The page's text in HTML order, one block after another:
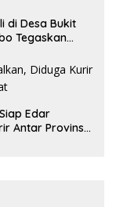
di Desa Bukit
Tegaskan
Edar
Antar Provinsi